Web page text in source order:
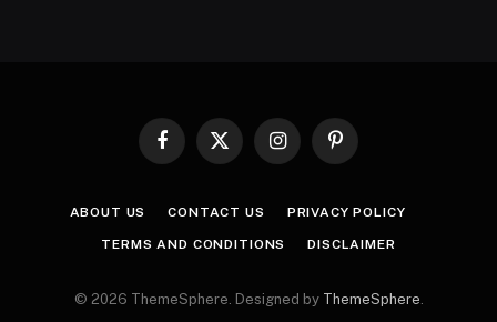
Facebook
X
InstagramPinterest
ABOUT US CONTACT US PRIVACY POLICY
TERMS AND CONDITIONS DISCLAIMER
© 2026 ThemeSphere. Designed by ThemeSphere.